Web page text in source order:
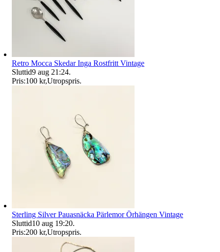
Retro Mocca Skedar Inga Rostfritt Vintage
Sluttid9 aug 21:24.
Pris:100 kr,Utropspris.
Sterling Silver Pauasnäcka Pärlemor Örhängen Vintage
Sluttid10 aug 19:20.
Pris:200 kr,Utropspris.